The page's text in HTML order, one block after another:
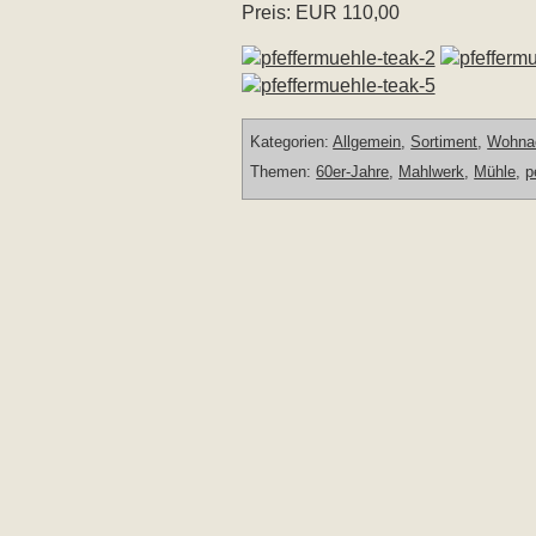
Preis: EUR 110,00
Kategorien:Allgemein,Sortiment,
Themen:60er-Jahre Mahlwerk Mühle